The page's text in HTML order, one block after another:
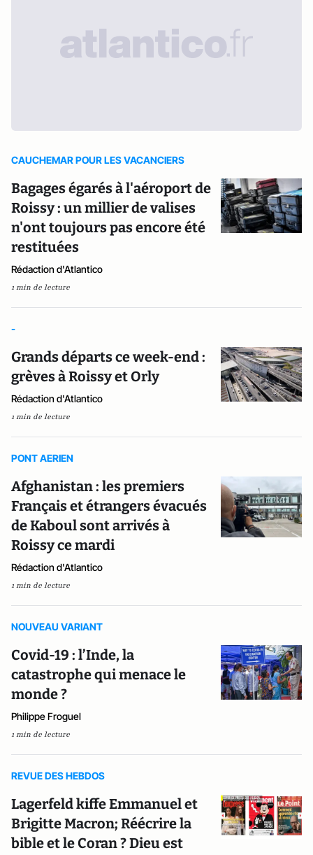
CAUCHEMAR POUR LES VACANCIERS
Bagages égarés à l'aéroport de
Roissy : un millier de valises
n'ont toujours pas encore été
restituées
Rédaction d'Atlantico
1 min de lecture
-
Grands départs ce week-end :
grèves à Roissy et Orly
Rédaction d'Atlantico
1 min de lecture
PONT AERIEN
Afghanistan : les premiers
Français et étrangers évacués
de Kaboul sont arrivés à
Roissy ce mardi
Rédaction d'Atlantico
1 min de lecture
NOUVEAU VARIANT
Covid-19 : l’Inde, la
catastrophe qui menace le
monde ?
Philippe Froguel
1 min de lecture
REVUE DES HEBDOS
Lagerfeld kiffe Emmanuel et
Brigitte Macron; Réécrire la
bible et le Coran ? Dieu est